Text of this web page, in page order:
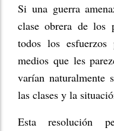
Si una guerra
clase obrera de los
todos los
medios que les
varían naturalmente
las clases y la
Esta resolución